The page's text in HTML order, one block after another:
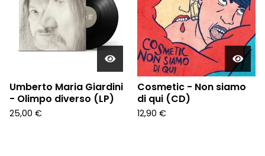
Umberto Maria Giardini
- Olimpo diverso (LP)
25,00 €
Cosmetic - Non siamo
di qui (CD)
12,90 €